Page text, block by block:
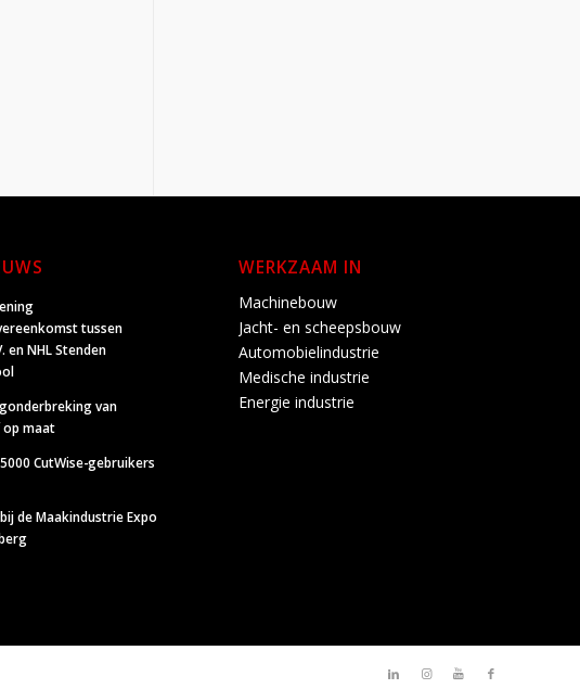
tussen
en NHL Stenden
van
maat
CutWise-gebruikers
de Maakindustrie Expo
WERKZAAM IN
Machinebouw
Jacht- en scheepsbouw
Automobielindustrie
Medische industrie
Energie industrie